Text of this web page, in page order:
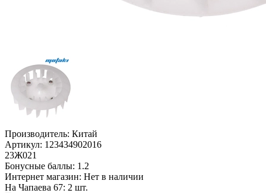
Производитель: Китай
Артикул: 123434902016
23Ж021
Бонусные баллы: 1.2
Интернет магазин: Нет в наличии
На Чапаева 67: 2 шт.